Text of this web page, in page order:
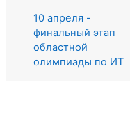
10 апреля -
финальный этап
областной
олимпиады по ИТ